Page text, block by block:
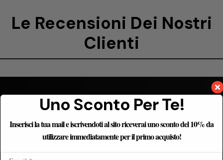
Le Recensioni Dei Nostri
Clienti
Siamo reperibili nei seguenti orari9:00 – 20:00dal
+39 328 184 8861
Uno Sconto Per Te!
Inserisci la tua mail e iscrivendoti al sito riceverai uno sconto del 10% da
utilizzare immediatamente per il primo acquisto!